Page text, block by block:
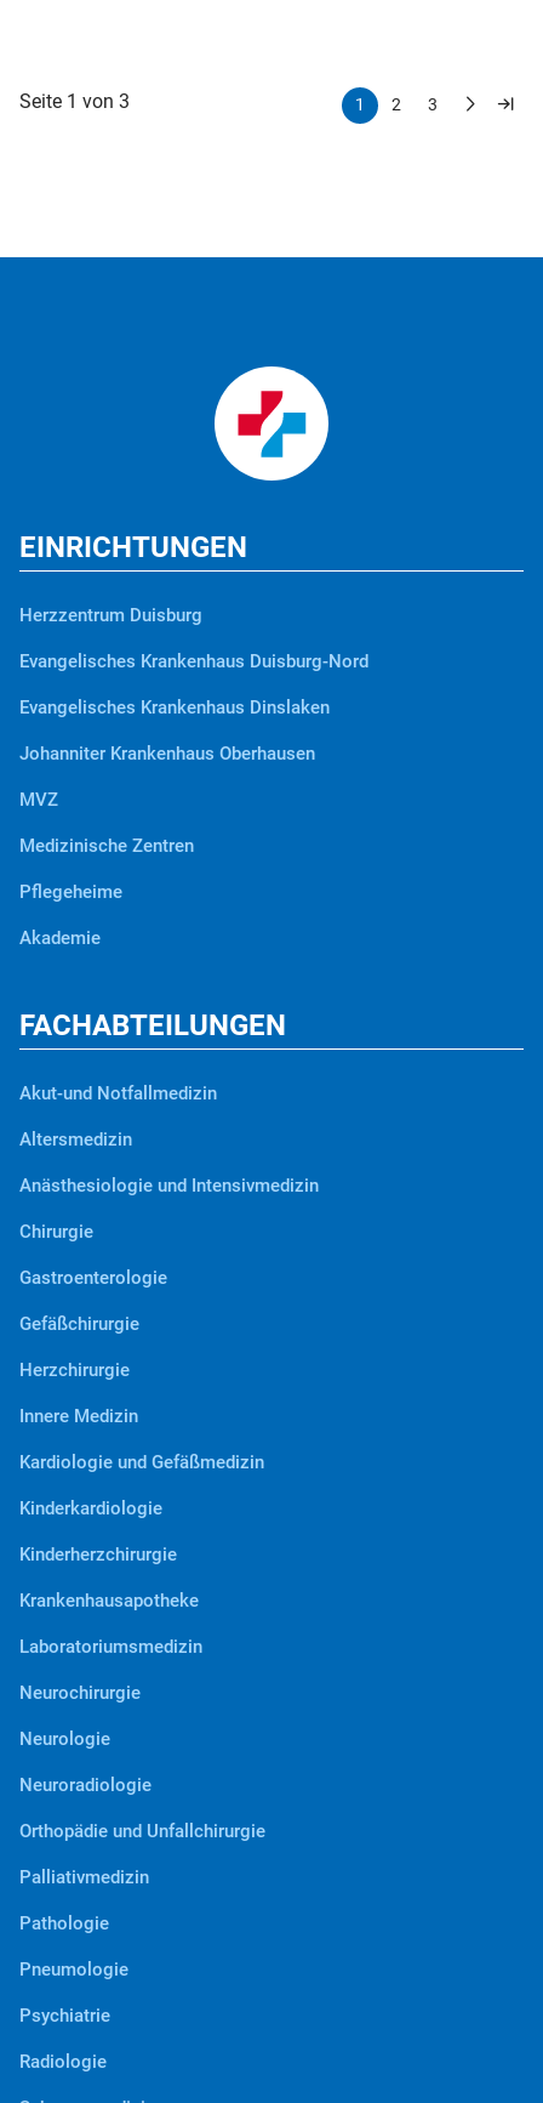
Seite 1 von 3 1 2
3
EINRICHTUNGEN
Herzzentrum Duisburg
Evangelisches Krankenhaus Duisburg-Nord
Evangelisches Krankenhaus Dinslaken
Johanniter Krankenhaus Oberhausen
MVZ
Medizinische Zentren
Pflegeheime
Akademie
FACHABTEILUNGEN
Akut-und Notfallmedizin
Altersmedizin
Anästhesiologie und Intensivmedizin
Chirurgie
Gastroenterologie
Gefäßchirurgie
Herzchirurgie
Innere Medizin
Kardiologie und Gefäßmedizin
Kinderkardiologie
Kinderherzchirurgie
Krankenhausapotheke
Laboratoriumsmedizin
Neurochirurgie
Neurologie
Neuroradiologie
Orthopädie und Unfallchirurgie
Palliativmedizin
Pathologie
Pneumologie
Psychiatrie
Radiologie